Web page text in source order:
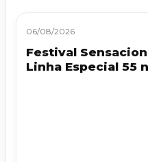
06/08/2026
Festival
Linha Especial 55